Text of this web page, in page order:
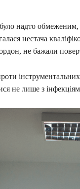
надто обмеженим,
нестача
не бажали
не лише з